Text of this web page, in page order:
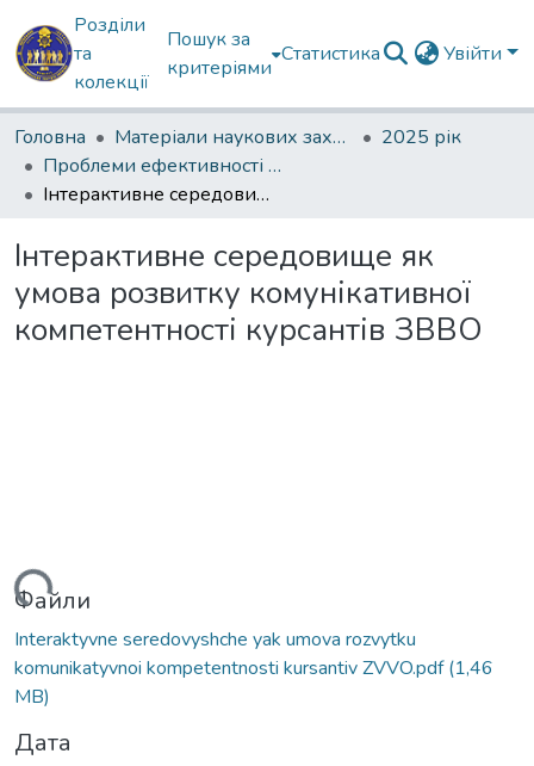
Розділи
та
колекції
Пошук за
критеріями
Статистика Увійти
Головна Матеріали наукових заходів
2025 рік
Проблеми ефективності професійної мовної комунікації в умовах інформаційної агресії
Інтерактивне середовище як умова розвитку комунікативної компетентності курсантів ЗВВО
Інтерактивне середовище як
умова розвитку комунікативної
компетентності курсантів ЗВВО
Файли
Interaktyvne seredovyshche yak umova rozvytku
komunikatyvnoi kompetentnosti kursantiv ZVVO.pdf(1,46
MB)
Дата